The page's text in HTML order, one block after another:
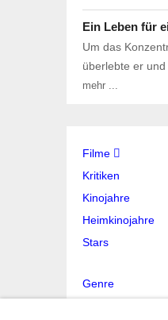
Ein Leben für
Um das
überlebte er
mehr ...
Filme
Kritiken
Kinojahre
Heimkinojahre
Stars
Genre